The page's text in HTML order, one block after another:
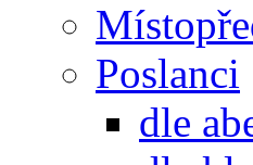
Poslanci
dle